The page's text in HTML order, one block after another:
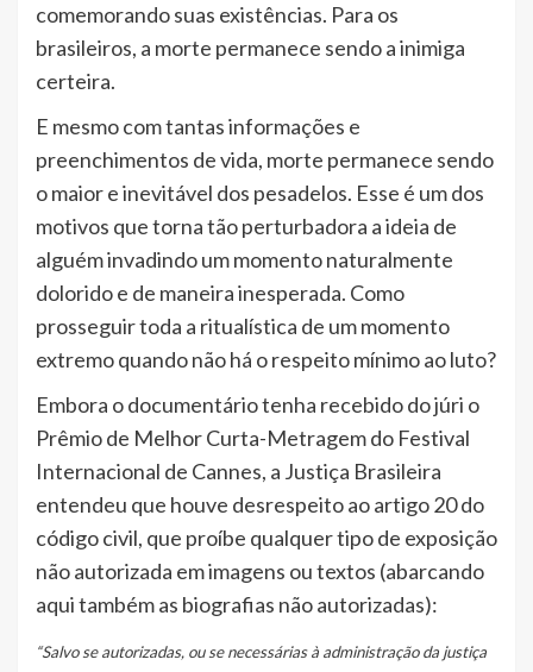
comemorando suas existências. Para os
brasileiros, a morte permanece sendo a inimiga
certeira.
E mesmo com tantas informações e
preenchimentos de vida, morte permanece sendo
o maior e inevitável dos pesadelos. Esse é um dos
motivos que torna tão perturbadora a ideia de
alguém invadindo um momento naturalmente
dolorido e de maneira inesperada. Como
prosseguir toda a ritualística de um momento
extremo quando não há o respeito mínimo ao luto?
Embora o documentário tenha recebido do júri o
Prêmio de Melhor Curta-Metragem do Festival
Internacional de Cannes, a Justiça Brasileira
entendeu que houve desrespeito ao artigo 20 do
código civil, que proíbe qualquer tipo de exposição
não autorizada em imagens ou textos (abarcando
aqui também as biografias não autorizadas):
“Salvo se autorizadas, ou se necessárias à administração da justiça